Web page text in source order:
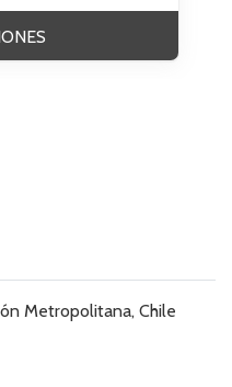
Metropolitana, Chile